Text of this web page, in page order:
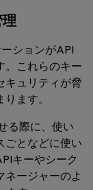
ションがAPI
。これらのキー
キュリティが脅
ます。
る際に、使い
ごとなどに使い
キーやシーク
ネージャーのよ